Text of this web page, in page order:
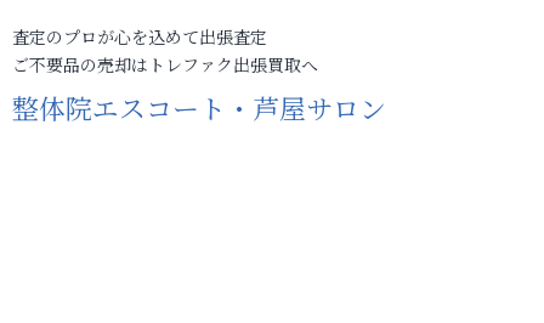
査定のプロが心を込めて出張査定
ご不要品の売却はトレファク出張買取へ
整体院エスコート・芦屋サロン